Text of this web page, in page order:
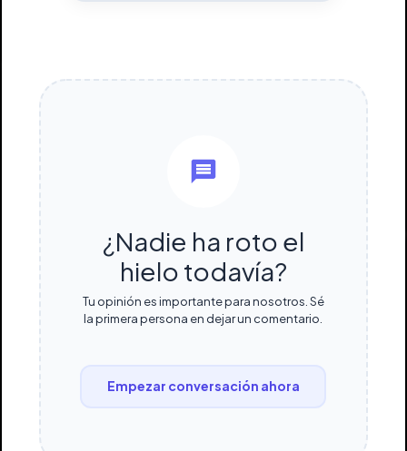
¿Nadie ha roto el
hielo todavía?
Tu opinión es importante para nosotros. Sé
la primera persona en dejar un comentario.
Empezar conversación ahora